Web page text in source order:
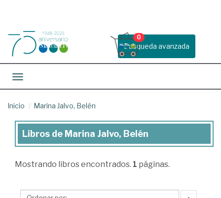
Busqueda avanzada
0
Toggle navigation
Inicio Marina Jalvo, Belén
Libros
Marina
Libros de Marina Jalvo, Belén
Mostrando libros encontrados. 1 páginas.